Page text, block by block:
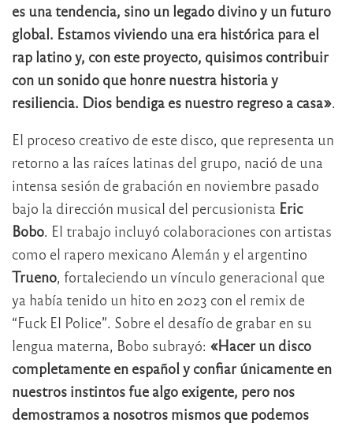
es una tendencia, sino un legado divino y un futuro
global. Estamos viviendo una era histórica para el
rap latino y, con este proyecto, quisimos contribuir
con un sonido que honre nuestra historia y
resiliencia. Dios bendiga es nuestro regreso a casa».
El proceso creativo de este disco, que representa un
retorno a las raíces latinas del grupo, nació de una
intensa sesión de grabación en noviembre pasado
bajo la dirección musical del percusionista Eric
Bobo. El trabajo incluyó colaboraciones con artistas
como el rapero mexicano Alemán y el argentino
Trueno, fortaleciendo un vínculo generacional que
ya había tenido un hito en 2023 con el remix de
“Fuck El Police”. Sobre el desafío de grabar en su
lengua materna, Bobo subrayó: «Hacer un disco
completamente en español y confiar únicamente en
nuestros instintos fue algo exigente, pero nos
demostramos a nosotros mismos que podemos